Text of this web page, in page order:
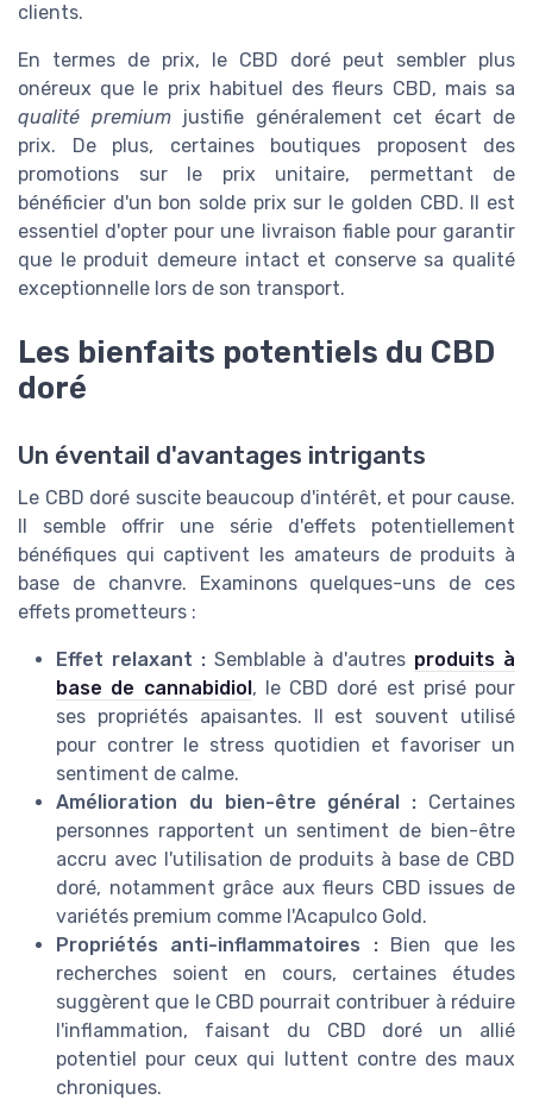
clients.
En termes de prix, le CBD doré peut sembler plus
onéreux que le prix habituel des fleurs CBD, mais sa
qualité premiumjustifie généralement cet écart de
prix. De plus, certaines boutiques proposent des
promotions sur le prix unitaire, permettant de
bénéficier d'un bon solde prix sur le golden CBD. Il est
essentiel d'opter pour une livraison fiable pour garantir
que le produit demeure intact et conserve sa qualité
exceptionnelle lors de son transport.
Les bienfaits potentiels du CBD
doré
Un éventail d'avantages intrigants
Le CBD doré suscite beaucoup d'intérêt, et pour cause.
Il semble offrir une série d'effets potentiellement
bénéfiques qui captivent les amateurs de produits à
base de chanvre. Examinons quelques-uns de ces
effets prometteurs :
Effet relaxant :Semblable à d'autres produits à
base de cannabidiol, le CBD doré est prisé pour
ses propriétés apaisantes. Il est souvent utilisé
pour contrer le stress quotidien et favoriser un
sentiment de calme.
Amélioration du bien-être général : Certaines
personnes rapportent un sentiment de bien-être
accru avec l'utilisation de produits à base de CBD
doré, notamment grâce aux fleurs CBD issues de
variétés premium comme l'Acapulco Gold.
Propriétés anti-inflammatoires :Bien que les
recherches soient en cours, certaines études
suggèrent que le CBD pourrait contribuer à réduire
l'inflammation, faisant du CBD doré un allié
potentiel pour ceux qui luttent contre des maux
chroniques.